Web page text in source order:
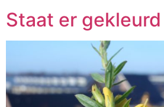
Staat er